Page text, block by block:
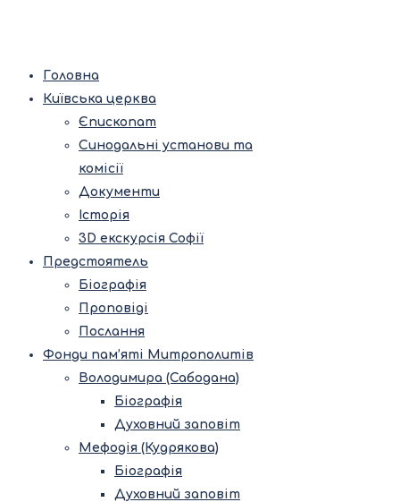
Головна
Київська церква
Єпископат
Синодальні установи та
комісії
Документи
Історія
3D екскурсія Софії
Предстоятель
Біографія
Проповіді
Послання
Фонди пам’яті Митрополитів
Володимира (Сабодана)
Біографія
Духовний заповіт
Мефодія (Кудрякова)
Біографія
Духовний заповіт